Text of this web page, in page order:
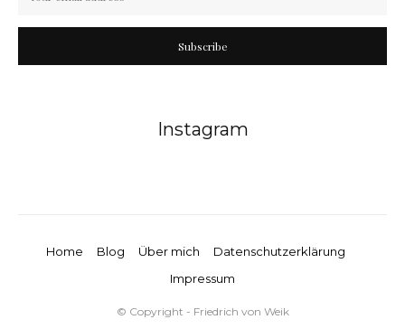
Subscribe
Instagram
Home Blog Über mich
Datenschutzerklärung
Impressum
© Copyright - Friedrich von Weik